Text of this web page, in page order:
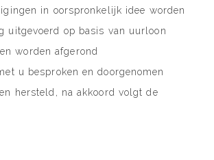
in oorspronkelijk idee worden
uitgevoerd op basis van uurloon
worden afgerond
u besproken en doorgenomen
hersteld, na akkoord volgt de